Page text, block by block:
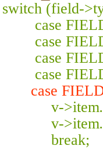
switch (field-
case
case
case
case
case
v->item
v->item
break;